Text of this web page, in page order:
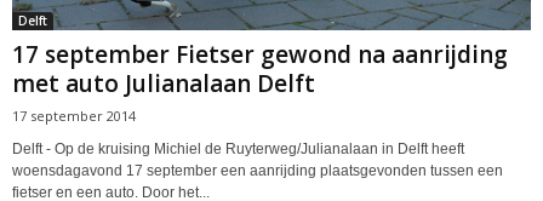
Delft
17 september Fietser gewond na aanrijding
met auto Julianalaan Delft
17 september 2014
Delft - Op de kruising Michiel de Ruyterweg/Julianalaan in Delft heeft
woensdagavond 17 september een aanrijding plaatsgevonden tussen een
fietser en een auto. Door het...